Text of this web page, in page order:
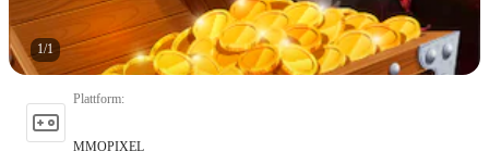
1/1
Plattform:
MMOPIXEL